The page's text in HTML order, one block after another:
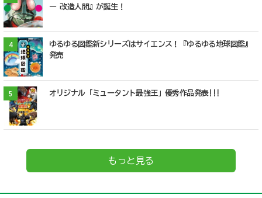
ー 改造人間』が誕生！
4
ゆるゆる図鑑新シリーズはサイエンス！『ゆるゆる地球図鑑』
発売
5 オリジナル「ミュータント最強王」優秀作品発表!!!
もっと見る